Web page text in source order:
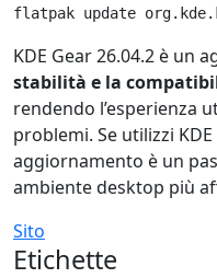
flatpak update
KDE Gear 26.04.2 è un
stabilità e la
rendendo l’esperienza
problemi. Se utilizzi
aggiornamento è un
ambiente desktop più
Sito
Etichette